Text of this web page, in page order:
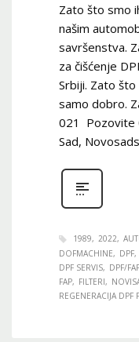
Zato što smo
našim
savršenstva.
za čišćenje
Srbiji. Zato
samo dobro.
021 Pozovite
Sad,
1989 2022
DOFMACHINE
DPF
DPF SERVIS
DPF/
FAP
FILTERI
REGENERACIJA DPF